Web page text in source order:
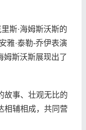
斯·海姆斯沃斯的
雅·泰勒-乔伊表演
姆斯沃斯展现出了
事、壮观无比的
相辅相成，共同营